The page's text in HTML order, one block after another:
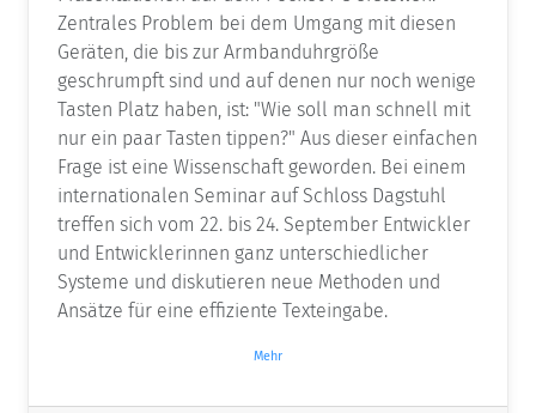
Zentrales Problem bei dem Umgang mit diesen
Geräten, die bis zur Armbanduhrgröße
geschrumpft sind und auf denen nur noch wenige
Tasten Platz haben, ist: "Wie soll man schnell mit
nur ein paar Tasten tippen?" Aus dieser einfachen
Frage ist eine Wissenschaft geworden. Bei einem
internationalen Seminar auf Schloss Dagstuhl
treffen sich vom 22. bis 24. September Entwickler
und Entwicklerinnen ganz unterschiedlicher
Systeme und diskutieren neue Methoden und
Ansätze für eine effiziente Texteingabe.
Mehr